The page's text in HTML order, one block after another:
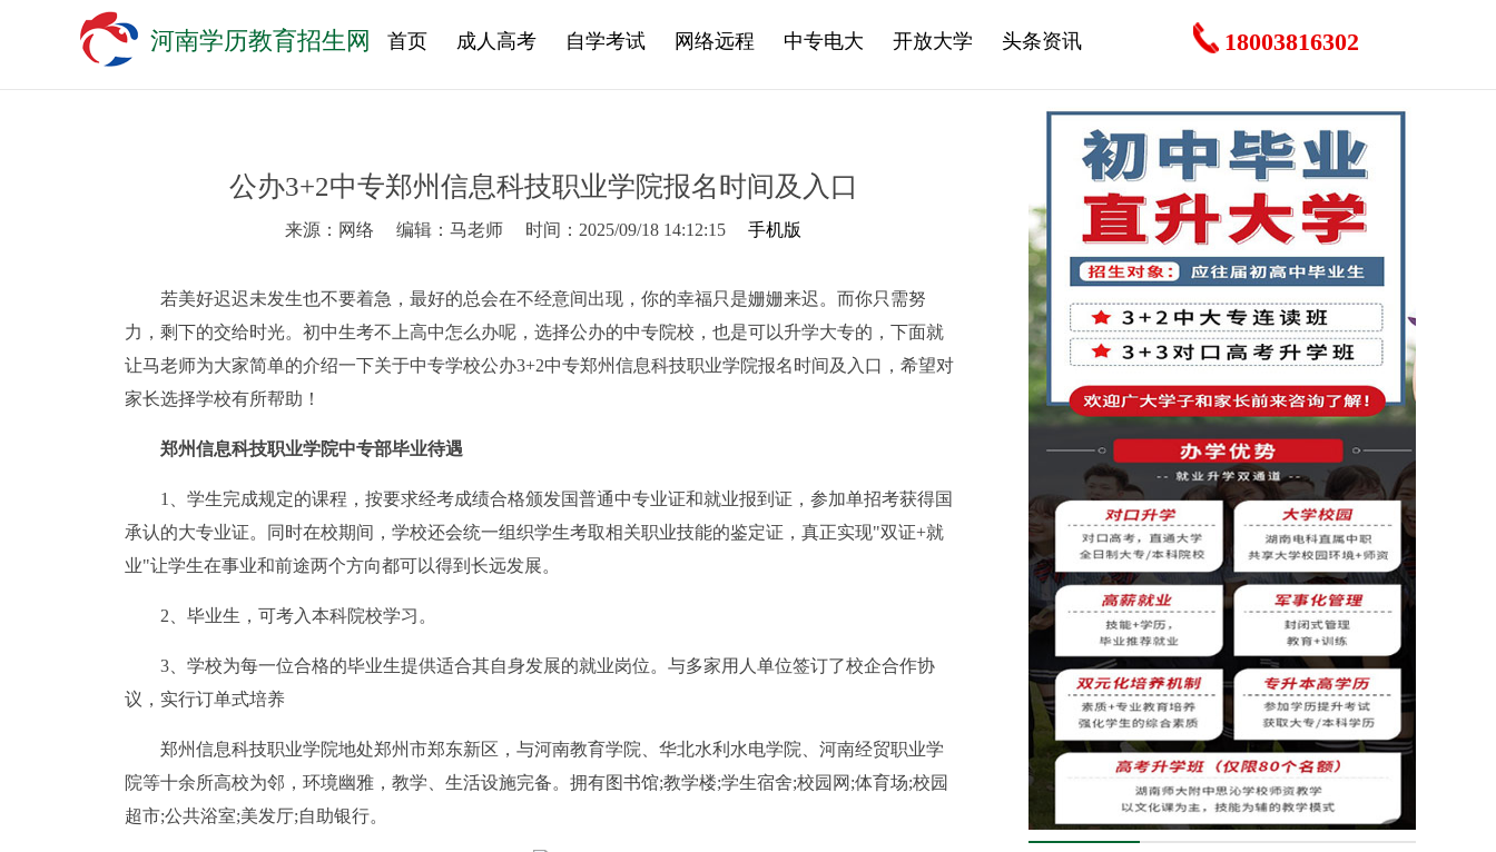
河南学历教育招生网 首页 成人高考 自学考试 网络远程 中专电大 开放大学 头条资讯 18003816302
公办3+2中专郑州信息科技职业学院报名时间及入口
来源：网络 编辑：马老师 时间：2025/09/18 14:12:15 手机版
若美好迟迟未发生也不要着急，最好的总会在不经意间出现，你的幸福只是姗姗来迟。而你只需努
力，剩下的交给时光。初中生考不上高中怎么办呢，选择公办的中专院校，也是可以升学大专的，下面就
让马老师为大家简单的介绍一下关于中专学校公办3+2中专郑州信息科技职业学院报名时间及入口，希望对
家长选择学校有所帮助！
郑州信息科技职业学院中专部毕业待遇
1、学生完成规定的课程，按要求经考成绩合格颁发国普通中专业证和就业报到证，参加单招考获得国
承认的大专业证。同时在校期间，学校还会统一组织学生考取相关职业技能的鉴定证，真正实现"双证+就
业"让学生在事业和前途两个方向都可以得到长远发展。
2、毕业生，可考入本科院校学习。
3、学校为每一位合格的毕业生提供适合其自身发展的就业岗位。与多家用人单位签订了校企合作协
议，实行订单式培养
郑州信息科技职业学院地处郑州市郑东新区，与河南教育学院、华北水利水电学院、河南经贸职业学
院等十余所高校为邻，环境幽雅，教学、生活设施完备。拥有图书馆;教学楼;学生宿舍;校园网;体育场;校园
超市;公共浴室;美发厅;自助银行。